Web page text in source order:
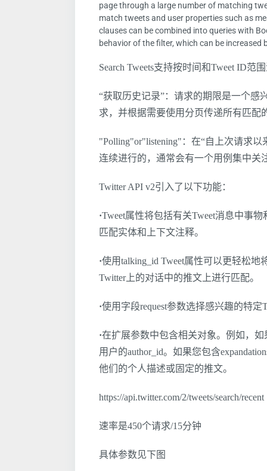
page through a large number of matching
match tweets and user properties such as
clauses can be combined into queries with
behavior of the filter, which can be increased
Search Tweets支持按时间和Tweet ID
“获取历史记录”：请求的期限是一个感
求，并根据需要使用分页传递所有匹配
"Polling"or"listening"：在“自上次请求
连续进行的，通常会有一个用例集中关
Twitter API v2引入了以下功能：
·Tweet属性将包括有关Tweet消息中事
匹配实体和上下文注释。
·使用talking_id Tweet属性可以更轻松地
Twitter上的对话中的推文上进行匹配。
·使用字段request参数选择感兴趣的特
·在扩展参数中包含相关对象。例如，如
用户的author_id。如果您包含
他们的个人描述或固定的推文。
https://api.twitter.com/2/tweets/search/recent
速率是450个请求/15分钟
具体参数见下图